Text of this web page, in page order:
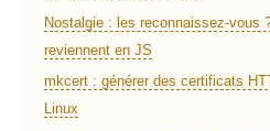
Nostalgie : les reconnaissez-vous
reviennent en JS
mkcert : générer des certificats
Linux